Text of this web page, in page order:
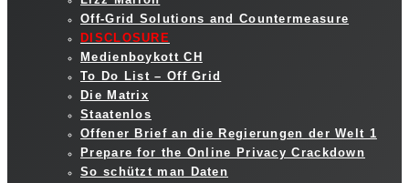
Off-Grid Solutions and Countermeasure
DISCLOSURE
Medienboykott CH
To Do List – Off Grid
Die Matrix
Staatenlos
Offener Brief an die Regierungen der Welt 1
Prepare for the Online Privacy Crackdown
So schützt man Daten